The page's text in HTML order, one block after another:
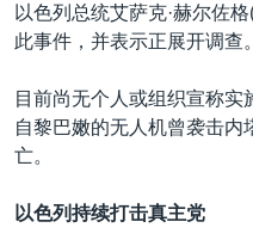
以色列总统艾萨克·赫尔佐
此事件，并表示正展开调查。
目前尚无个人或组织宣称
自黎巴嫩的无人机曾袭击
亡。
以色列持续打击真主党